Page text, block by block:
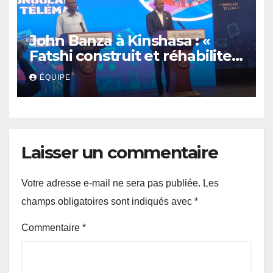
John Banza à Kinshasa : «
Fatshi construit et réhabilite
des infrastructures de la
République »
ÉQUIPE
Laisser un commentaire
Votre adresse e-mail ne sera pas publiée. Les
champs obligatoires sont indiqués avec *
Commentaire *